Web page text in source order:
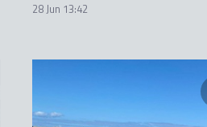
28 Jun 13:42